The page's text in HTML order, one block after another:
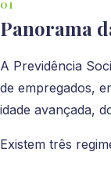
Panorama
A Previdência
de empregados,
idade avançada,
Existem três